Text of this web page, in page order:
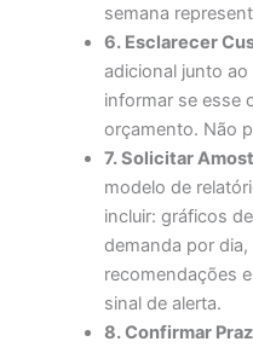
semana
6. Esclarecer
adicional junto ao
informar se esse
orçamento. Não
7. Solicitar
modelo de
incluir: gráficos
demanda por
recomendações
sinal de alerta.
8. Confirmar